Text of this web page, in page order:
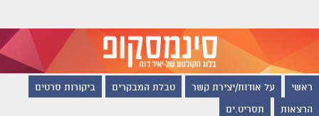
ראשי על אודות/יצירת קשר טבלת המבקרים ביקורות סרטים
הרצאות תסריט.ים